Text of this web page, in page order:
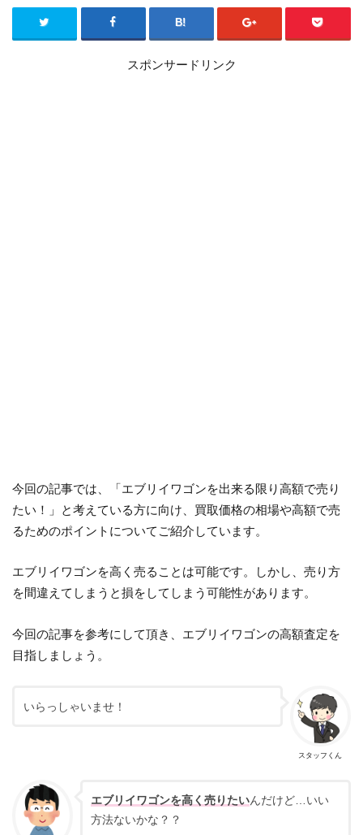
スポンサードリンク
今回の記事では、「エブリイワゴンを出来る限り高額で売り
たい！」と考えている方に向け、買取価格の相場や高額で売
るためのポイントについてご紹介しています。
エブリイワゴンを高く売ることは可能です。しかし、売り方
を間違えてしまうと損をしてしまう可能性があります。
今回の記事を参考にして頂き、エブリイワゴンの高額査定を
目指しましょう。
スタッフくん
いらっしゃいませ！
エブリイワゴンを高く売りたいんだけど…いい
方法ないかな？？